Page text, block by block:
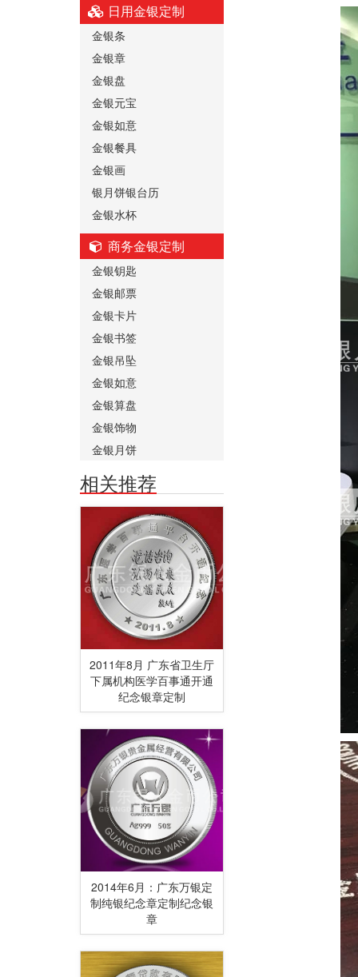
日用金银定制
金银条
金银章
金银盘
金银元宝
金银如意
金银餐具
金银画
银月饼银台历
金银水杯
商务金银定制
金银钥匙
金银邮票
金银卡片
金银书签
金银吊坠
金银如意
金银算盘
金银饰物
金银月饼
相关推荐
2011年8月 广东省卫生厅
下属机构医学百事通开通
纪念银章定制
2014年6月：广东万银定
制纯银纪念章定制纪念银
章